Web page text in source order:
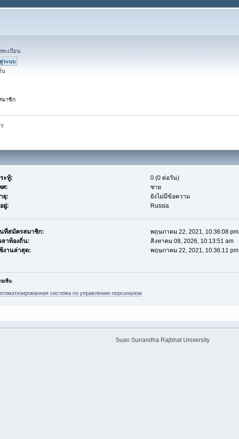
ทะเบียน
น
มาชิก
ะทู้:
0 (0 ต่อวัน)
ศ:
ชาย
ยุ:
ยังไม่มีข้อความ
ยู่:
Russia
ที่สมัครสมาชิก:
พฤษภาคม 22, 2021, 10:36:08 pm
ลาท้องถิ่น:
สิงหาคม 08, 2026, 10:13:51 am
งานล่าสุด:
พฤษภาคม 22, 2021, 10:36:11 pm
ยเซ็น:
система по управлению персоналом
Suan Sunandha Rajbhat University